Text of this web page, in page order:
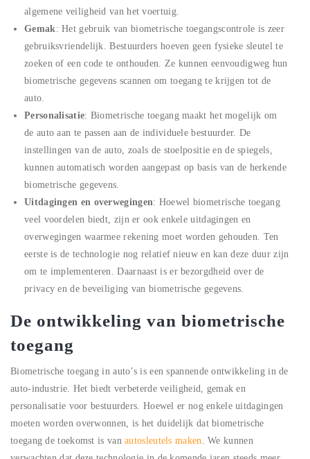
algemene veiligheid van het voertuig.
Gemak: Het gebruik van biometrische toegangscontrole is zeer
gebruiksvriendelijk. Bestuurders hoeven geen fysieke sleutel te
zoeken of een code te onthouden. Ze kunnen eenvoudigweg hun
biometrische gegevens scannen om toegang te krijgen tot de
auto.
Personalisatie: Biometrische toegang maakt het mogelijk om
de auto aan te passen aan de individuele bestuurder. De
instellingen van de auto, zoals de stoelpositie en de spiegels,
kunnen automatisch worden aangepast op basis van de herkende
biometrische gegevens.
Uitdagingen en overwegingen: Hoewel biometrische toegang
veel voordelen biedt, zijn er ook enkele uitdagingen en
overwegingen waarmee rekening moet worden gehouden. Ten
eerste is de technologie nog relatief nieuw en kan deze duur zijn
om te implementeren. Daarnaast is er bezorgdheid over de
privacy en de beveiliging van biometrische gegevens.
De ontwikkeling van biometrische
toegang
Biometrische toegang in auto’s is een spannende ontwikkeling in de
auto-industrie. Het biedt verbeterde veiligheid, gemak en
personalisatie voor bestuurders. Hoewel er nog enkele uitdagingen
moeten worden overwonnen, is het duidelijk dat biometrische
toegang de toekomst is vanautosleutels maken. We kunnen